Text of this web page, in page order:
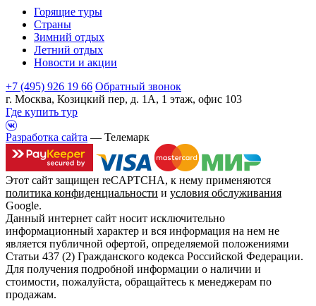
Горящие туры
Страны
Зимний отдых
Летний отдых
Новости и акции
+7 (495) 926 19 66 Обратный звонок
г. Москва, Козицкий пер, д. 1А, 1 этаж, офис 103
Где купить тур
Разработка сайта — Телемарк
Этот сайт защищен reCAPTCHA, к нему применяются
политика конфиденциальности и условия обслуживания
Google.
Данный интернет сайт носит исключительно
информационный характер и вся информация на нем не
является публичной офертой, определяемой положениями
Статьи 437 (2) Гражданского кодекса Российской Федерации.
Для получения подробной информации о наличии и
стоимости, пожалуйста, обращайтесь к менеджерам по
продажам.